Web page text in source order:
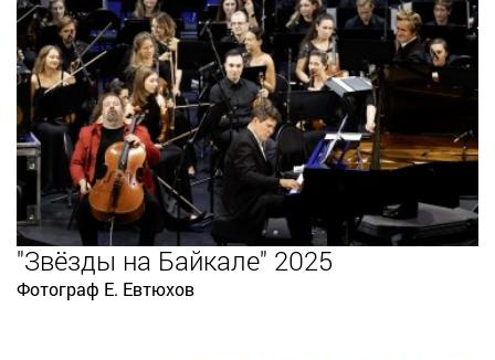
"Звёзды на Байкале" 2025
Фотограф Е. Евтюхов